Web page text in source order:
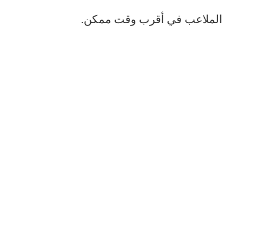
الملاعب في أقرب وقت ممكن.